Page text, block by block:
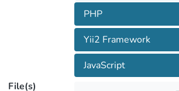
αποτροπή των
πλοίων, πλέον
αρκετές εφαρμογές οι
περιλαμβάνουν την
καθώς και τον έλεγχο
εμπορικών στόλων, τη
PHP
Yii2 Framework
JavaScript
File(s)